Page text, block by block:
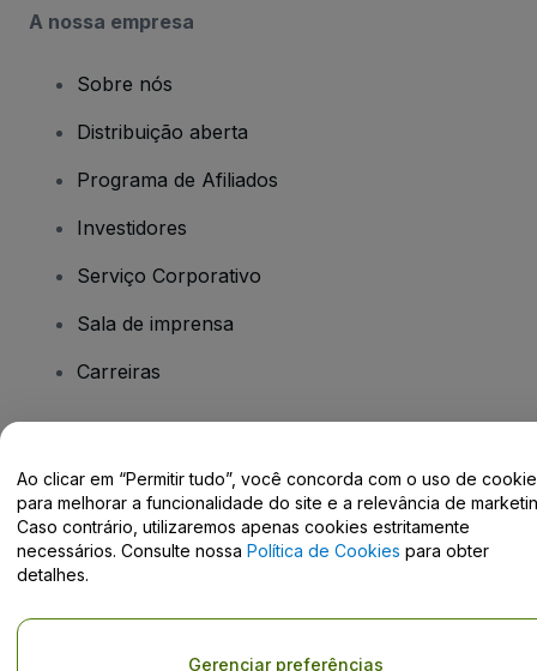
A nossa empresa
Sobre nós
Distribuição aberta
Programa de Afiliados
Investidores
Serviço Corporativo
Sala de imprensa
Carreiras
Centro de Ajuda / Fale Conosco
Ao clicar em “Permitir tudo”, você concorda com o uso de
para melhorar a funcionalidade do site e a relevância de
Caso contrário, utilizaremos apenas cookies estritamente
necessários. Consulte nossa Política de Cookies para obter
detalhes.
Gerenciar preferências